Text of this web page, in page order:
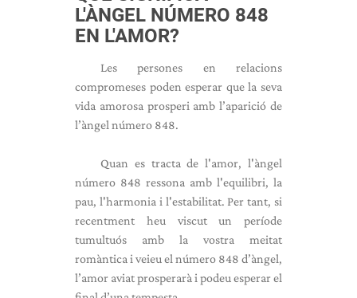
L'ÀNGEL NÚMERO 848
EN L'AMOR?
Les persones en relacions
compromeses poden esperar que la seva
vida amorosa prosperi amb l’aparició de
l’àngel número 848.
Quan es tracta de l'amor, l'àngel
número 848 ressona amb l'equilibri, la
pau, l'harmonia i l'estabilitat. Per tant, si
recentment heu viscut un període
tumultuós amb la vostra meitat
romàntica i veieu el número 848 d’àngel,
l’amor aviat prosperarà i podeu esperar el